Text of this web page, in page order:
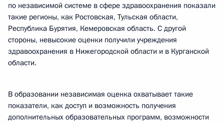
по независимой системе в сфере здравоохранения показали
такие регионы, как Ростовская, Тульская области,
Республика Бурятия, Кемеровская область. С другой
стороны, невысокие оценки получили учреждения
здравоохранения в Нижегородской области и в Курганской
области.
В образовании независимая оценка охватывает такие
показатели, как доступ и возможность получения
дополнительных образовательных программ, возможности